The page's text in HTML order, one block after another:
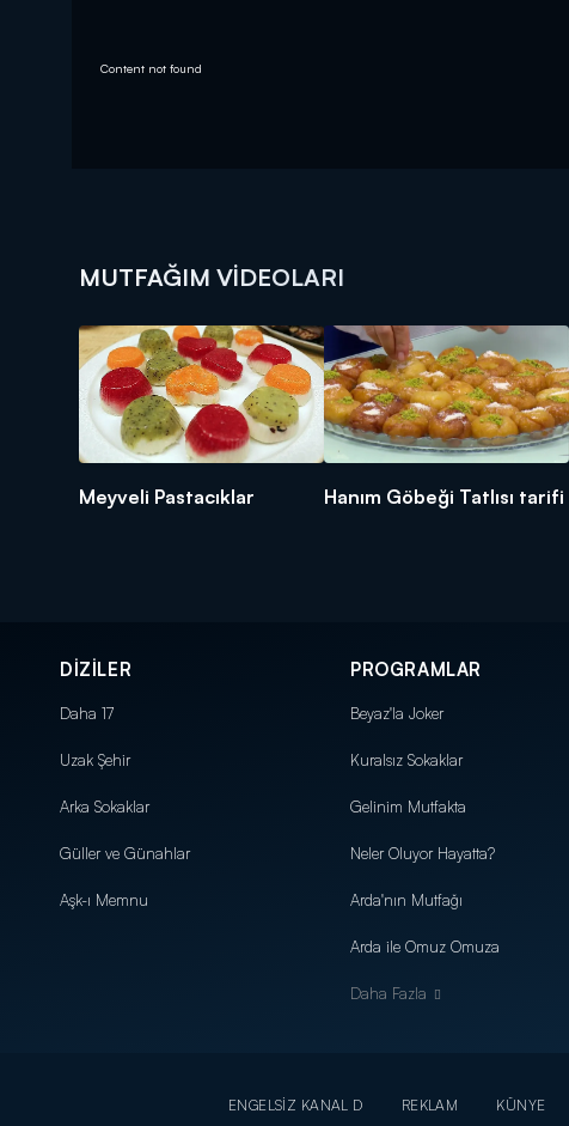
Content not found
MUTFAĞIM VIDEOLARI
Meyveli Pastacıklar Hanım Göbeği Tatlısı tarifi
DİZİLER
Daha 17
Uzak Şehir
Arka Sokaklar
Güller ve Günahlar
Aşk-ı Memnu
PROGRAMLAR
Beyaz'la Joker
Kuralsız Sokaklar
Gelinim Mutfakta
Neler Oluyor Hayatta?
Arda'nın Mutfağı
Arda ile Omuz Omuza
Daha Fazla
ENGELSİZ KANAL D REKLAM KÜNYE